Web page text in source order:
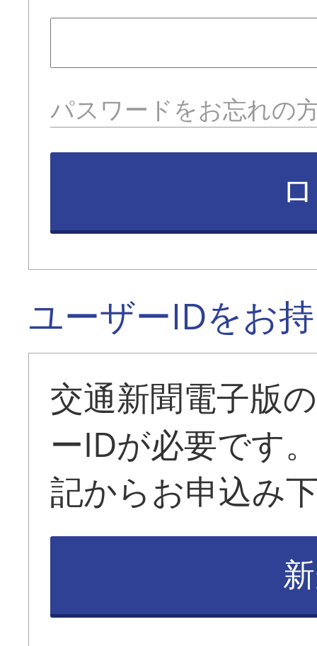
パスワードをお忘れの
ユーザーIDをお
交通新聞電子版
ーIDが必要です
記からお申込み